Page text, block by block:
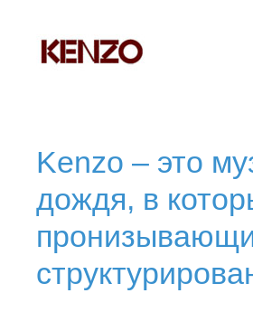
Kenzo – это
дождя, в